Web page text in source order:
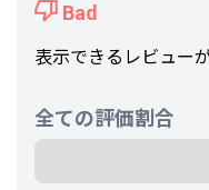
Bad
表示できるレビュー
全ての評価割合